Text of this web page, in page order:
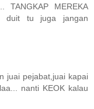
TANGKAP MEREKA
duit tu juga jangan
juai pejabat,juai kapai
nanti KEOK kalau